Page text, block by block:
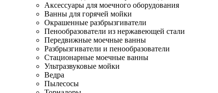
Аксессуары для моечного оборудования
Ванны для горячей мойки
Окрашенные разбрызгиватели
Пенообразователи из нержавеющей стали
Передвижные моечные ванны
Разбрызгиватели и пенообразователи
Стационарные моечные ванны
Ультразвуковые мойки
Ведра
Пылесосы